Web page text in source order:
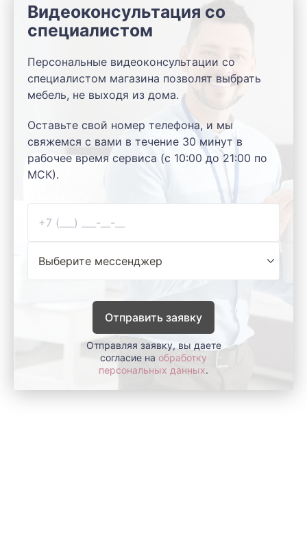
Видеоконсультация со
специалистом
Персональные видеоконсультации со
специалистом магазина позволят выбрать
мебель, не выходя из дома.
Оставьте свой номер телефона, и мы
свяжемся с вами в течение 30 минут в
рабочее время сервиса (с 10:00 до 21:00 по
МСК).
Отправить заявку
Отправляя заявку, вы даете
согласие на обработку
персональных данных.